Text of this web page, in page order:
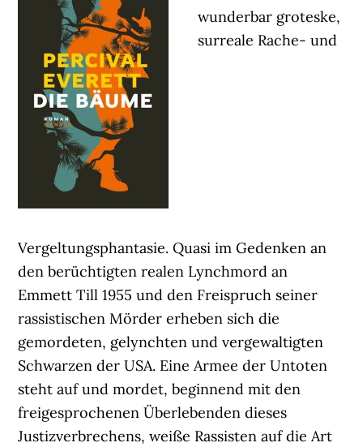
wunderbar groteske,
surreale Rache- und
Vergeltungsphantasie. Quasi im Gedenken an
den berüchtigten realen Lynchmord an
Emmett Till 1955 und den Freispruch seiner
rassistischen Mörder erheben sich die
gemordeten, gelynchten und vergewaltigten
Schwarzen der USA. Eine Armee der Untoten
steht auf und mordet, beginnend mit den
freigesprochenen Überlebenden dieses
Justizverbrechens, weiße Rassisten auf die Art